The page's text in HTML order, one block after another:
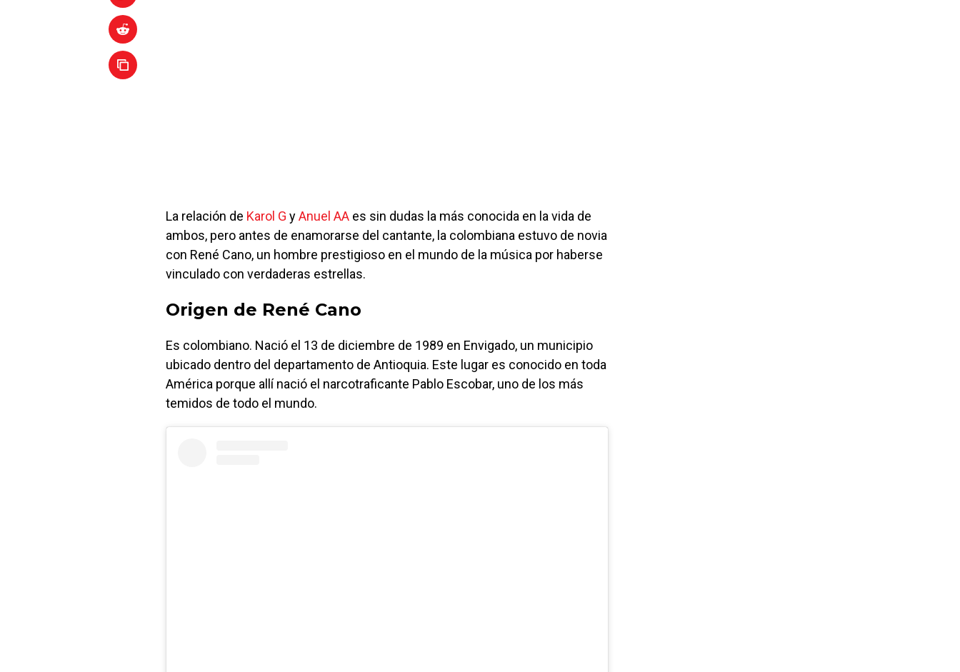
La relación de Karol G yAnuel AA es sin dudas la más conocida en la vida de
ambos, pero antes de enamorarse del cantante, la colombiana estuvo de novia
con René Cano, un hombre prestigioso en el mundo de la música por haberse
vinculado con verdaderas estrellas.
Origen de René Cano
Es colombiano. Nació el 13 de diciembre de 1989 en Envigado, un municipio
ubicado dentro del departamento de Antioquia. Este lugar es conocido en toda
América porque allí nació el narcotraficante Pablo Escobar, uno de los más
temidos de todo el mundo.